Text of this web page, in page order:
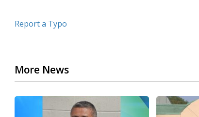
Report a Typo
More News